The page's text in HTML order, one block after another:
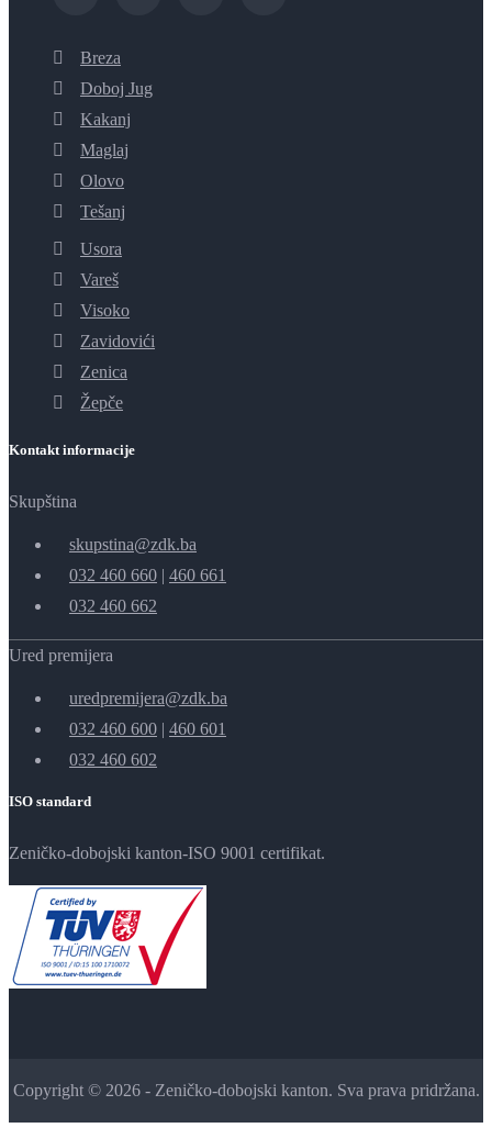
Breza
Doboj Jug
Kakanj
Maglaj
Olovo
Tešanj
Usora
Vareš
Visoko
Zavidovići
Zenica
Žepče
Kontakt informacije
Skupština
skupstina@zdk.ba
032 460 660 | 460 661
032 460 662
Ured premijera
uredpremijera@zdk.ba
032 460 600 | 460 601
032 460 602
ISO standard
Zeničko-dobojski kanton-ISO 9001 certifikat.
Copyright © 2026 - Zeničko-dobojski kanton. Sva prava pridržana.